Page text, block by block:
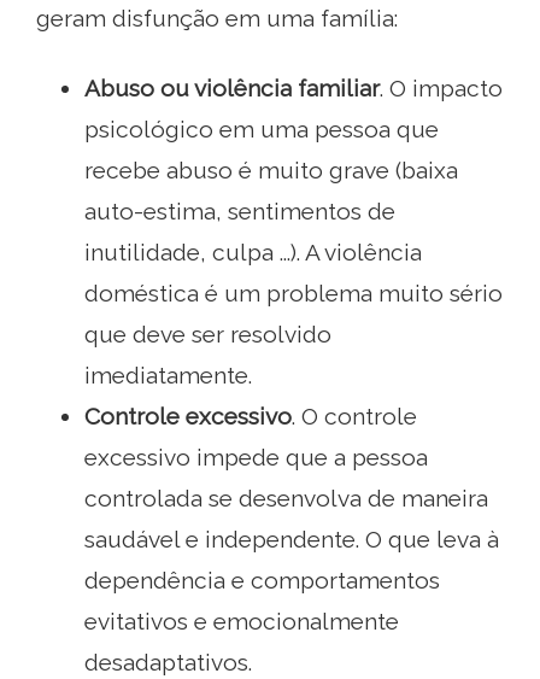
geram disfunção em uma família:
Abuso ou violência familiar. O impacto
psicológico em uma pessoa que
recebe abuso é muito grave (baixa
auto-estima, sentimentos de
inutilidade, culpa ...). A violência
doméstica é um problema muito sério
que deve ser resolvido
imediatamente.
Controle excessivo. O controle
excessivo impede que a pessoa
controlada se desenvolva de maneira
saudável e independente. O que leva à
dependência e comportamentos
evitativos e emocionalmente
desadaptativos.